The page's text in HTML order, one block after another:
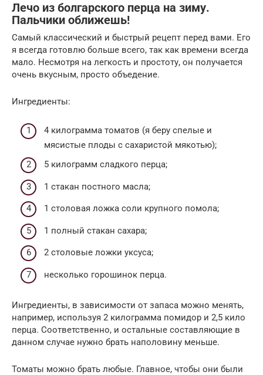
Лечо из болгарского перца на зиму.
Пальчики оближешь!
Самый классический и быстрый рецепт перед вами. Его
я всегда готовлю больше всего, так как времени всегда
мало. Несмотря на легкость и простоту, он получается
очень вкусным, просто объедение.
Ингредиенты:
4 килограмма томатов (я беру спелые и
мясистые плоды с сахаристой мякотью);
5 килограмм сладкого перца;
1 стакан постного масла;
1 столовая ложка соли крупного помола;
1 полный стакан сахара;
2 столовые ложки уксуса;
несколько горошинок перца.
Ингредиенты, в зависимости от запаса можно менять,
например, используя 2 килограмма помидор и 2,5 кило
перца. Соответственно, и остальные составляющие в
данном случае нужно брать наполовину меньше.
Томаты можно брать любые. Главное, чтобы они были